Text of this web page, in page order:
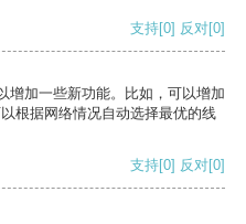
支持[0] 反对[0]
增加一些新功能。比如，可以增加
根据网络情况自动选择最优的线
支持[0] 反对[0]